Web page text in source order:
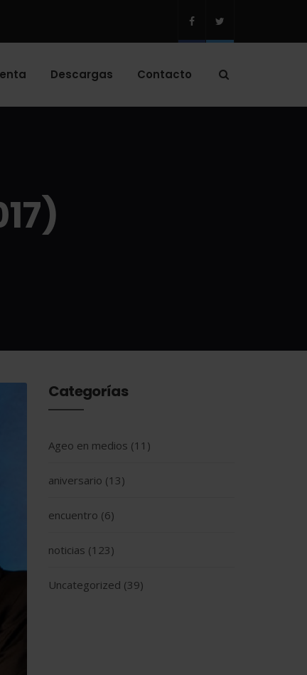
Descargas Contacto
Categorías
Ageo en medios (11)
aniversario (13)
encuentro (6)
noticias (123)
Uncategorized (39)